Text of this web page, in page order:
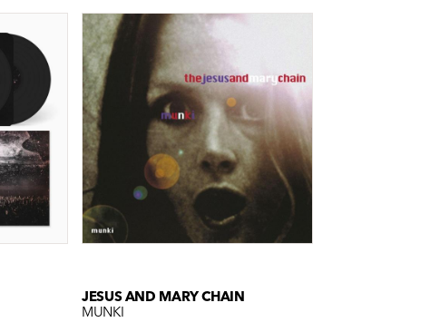
JESUS AND MARY CHAIN
MUNKI